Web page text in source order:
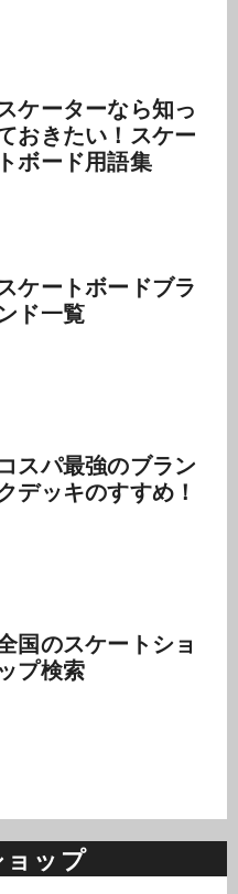
ケーターなら知っ
おきたい！スケー
トボード用語集
ケートボードブラ
ド一覧
コスパ最強のブラン
デッキのすすめ！
国のスケートショ
ップ検索
ップ